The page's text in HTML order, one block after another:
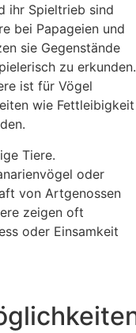
ihr Spieltrieb sind
bei Papageien und
sie Gegenstände
zu erkunden.
ist für Vögel
wie Fettleibigkeit
Tiere.
oder
von Artgenossen
zeigen oft
oder Einsamkeit